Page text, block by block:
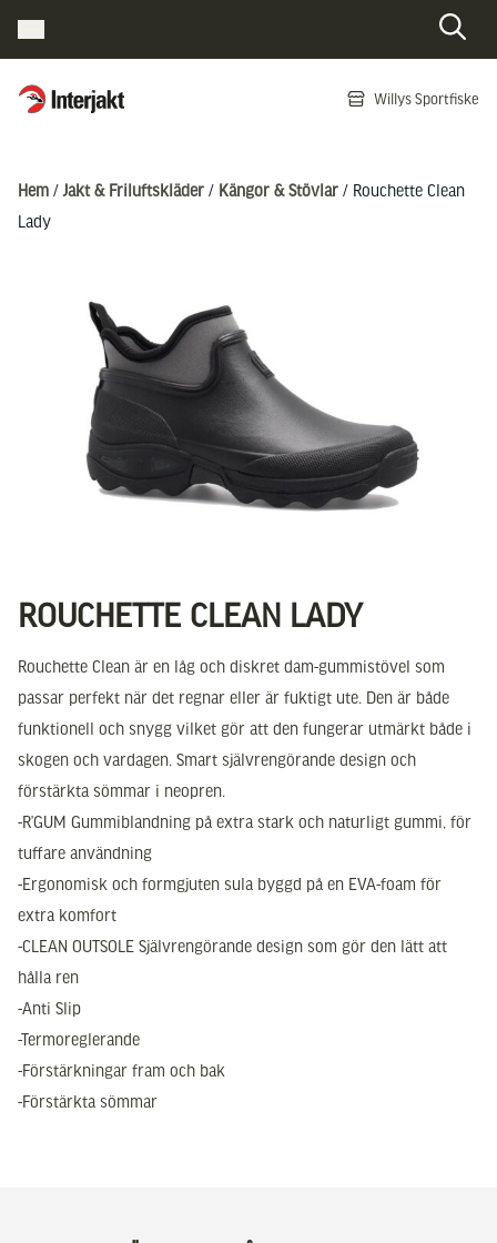
Interjakt SE Willys Sportfiske
Hem / Jakt & Friluftskläder / Kängor & Stövlar / Rouchette Clean
Lady
ROUCHETTE CLEAN LADY
Rouchette Clean är en låg och diskret dam-gummistövel som
passar perfekt när det regnar eller är fuktigt ute. Den är både
funktionell och snygg vilket gör att den fungerar utmärkt både i
skogen och vardagen. Smart självrengörande design och
förstärkta sömmar i neopren.
-R’GUM Gummiblandning på extra stark och naturligt gummi, för
tuffare användning
-Ergonomisk och formgjuten sula byggd på en EVA-foam för
extra komfort
-CLEAN OUTSOLE Självrengörande design som gör den lätt att
hålla ren
-Anti Slip
-Termoreglerande
-Förstärkningar fram och bak
-Förstärkta sömmar